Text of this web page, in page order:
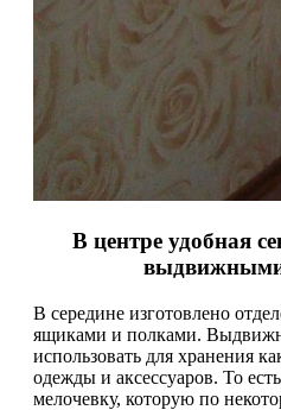
В центре удобная
В середине изготовлено
ящиками и полками.
использовать для хранения
одежды и аксессуаров. То
мелочевку, которую по